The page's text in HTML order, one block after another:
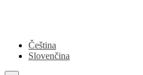
Čeština
Slovenčina